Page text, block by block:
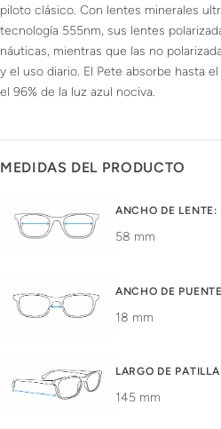
piloto clásico. Con lentes minerales
tecnología 555nm, sus lentes
náuticas, mientras que las no
y el uso diario. El Pete absorbe hasta
el 96% de la luz azul nociva.
MEDIDAS DEL PRODUCTO
ANCHO DE LENTE:
58 mm
ANCHO DE
18 mm
LARGO DE
145 mm